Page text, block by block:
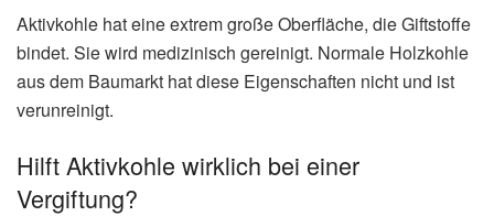
Aktivkohle hat eine extrem große Oberfläche, die Giftstoffe
bindet. Sie wird medizinisch gereinigt. Normale Holzkohle
aus dem Baumarkt hat diese Eigenschaften nicht und ist
verunreinigt.
Hilft Aktivkohle wirklich bei einer
Vergiftung?